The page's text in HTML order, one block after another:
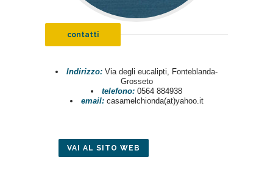
contatti
Indirizzo: Via degli eucalipti, Fonteblanda-
Grosseto
telefono: 0564 884938
email: casamelchionda(at)yahoo.it
VAI AL SITO WEB